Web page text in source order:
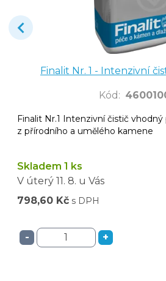
Finalit Nr. 1 - Intenzivní
Kód :
Finalit Nr.1 Intenzivní čistič
z přírodního a umělého kamene
Skladem 1 ks
V úterý 11. 8. u Vás
798,60 Kč s DPH
- +